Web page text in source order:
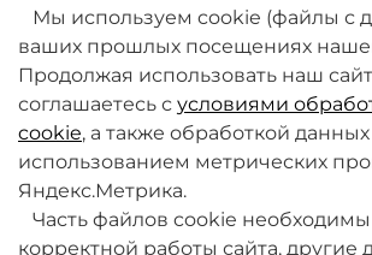
+7 (495) 789-38-95
09:00 - 18:00 (будни, по МСК)
Мы используем cookie (файлы с
ваших прошлых посещениях
Продолжая использовать наш
соглашаетесь с условиями
cookie, а также обработкой данных
использованием метрических
Яндекс.Метрика.
Часть файлов cookie необходимы
корректной работы сайта, другие